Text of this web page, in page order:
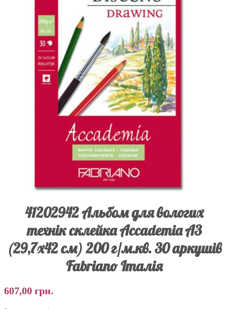
41202942 Альбом для вологих
технік склейка Accademia А3
(29,7х42 см) 200 г/м.кв. 30 аркушів
Fabriano Італія
607,00 грн.